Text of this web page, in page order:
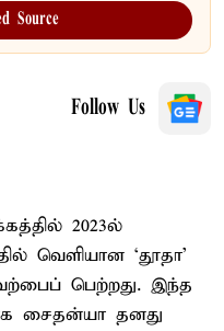
Source
Follow Us
2023ல்
வெளியான ‘தூதா’
பெற்றது. இந்த
சைதன்யா தனது